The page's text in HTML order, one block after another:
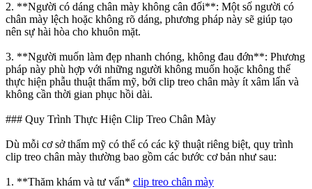
2. **Người có dáng chân mày không cân đối**: Một số người có
chân mày lệch hoặc không rõ dáng, phương pháp này sẽ giúp tạo
nên sự hài hòa cho khuôn mặt.
3. **Người muốn làm đẹp nhanh chóng, không đau đớn**: Phương
pháp này phù hợp với những người không muốn hoặc không thể
thực hiện phẫu thuật thẩm mỹ, bởi clip treo chân mày ít xâm lấn và
không cần thời gian phục hồi dài.
### Quy Trình Thực Hiện Clip Treo Chân Mày
Dù mỗi cơ sở thẩm mỹ có thể có các kỹ thuật riêng biệt, quy trình
clip treo chân mày thường bao gồm các bước cơ bản như sau:
1. **Thăm khám và tư vấn* clip treo chân mày